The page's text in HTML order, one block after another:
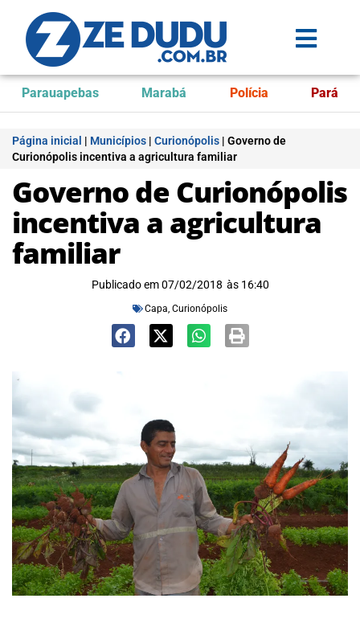
Parauapebas Marabá Polícia Pará
Página inicial | Municípios | Curionópolis | Governo de
Curionópolis incentiva a agricultura familiar
Governo de Curionópolis
incentiva a agricultura
familiar
Publicado em 07/02/2018 às 16:40
Capa, Curionópolis